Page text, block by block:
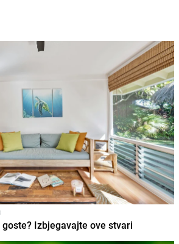
Izbjegavajte ove stvari